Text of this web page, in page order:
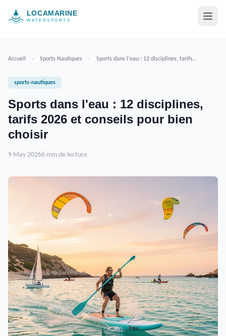
Accueil Sports Nautiques Sports dans l'eau : 12 disciplines, tarifs 2026 et conseils pour bien choisir
sports-nautiques
Sports dans l'eau : 12 disciplines,
tarifs 2026 et conseils pour bien
choisir
9 May 20266 min de lecture